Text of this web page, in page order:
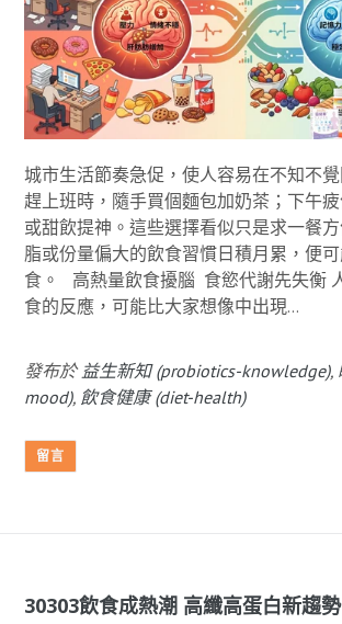
城市生活節奏急促，使人容易在不知不
趕上班時，隨手買個麵包加奶茶；下午
或甜飲提神。這些選擇看似只是求一餐
脂或份量偏大的飲食習慣日積月累，便
食。 高熱量飲食擾腦 食慾代謝先失衡
食的反應，可能比大家想像中出現...
發布於 益生新知 (probiotics-knowledge),
mood), 飲食健康 (diet-health)
留言
30303飲食成熱潮 高纖高蛋白新趨勢